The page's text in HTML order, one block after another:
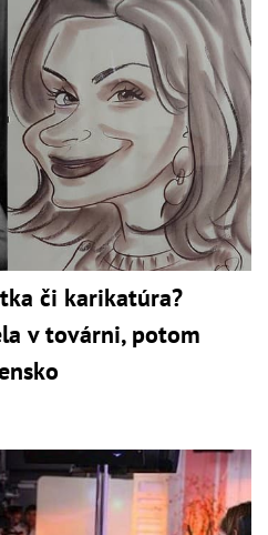
či karikatúra?
v továrni, potom